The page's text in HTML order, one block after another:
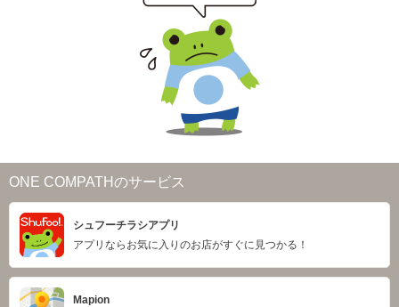
ONE COMPATHのサービス
シュフーチラシアプリ
アプリならお気に入りのお店がすぐに見つかる！
Mapion